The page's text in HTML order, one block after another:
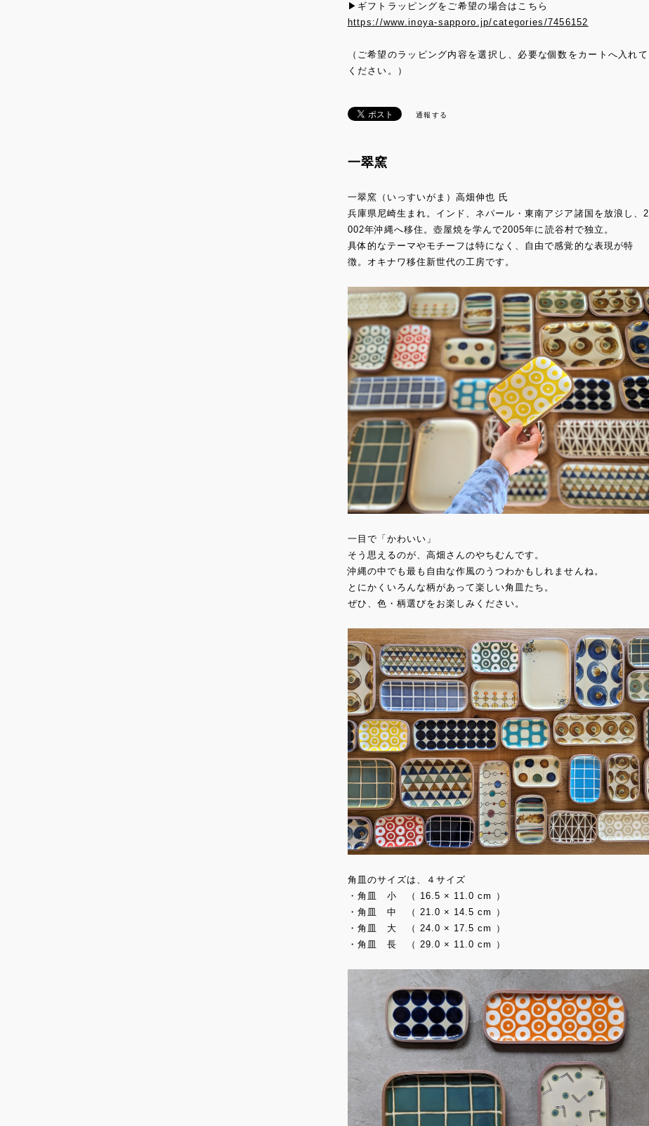
▶ギフトラッピングをご希望の場合はこちら
https://www.inoya-sapporo.jp/categories/7456152
（ご希望のラッピング内容を選択し、必要な個数をカートへ入れて
ください。）
通報する
一翠窯
一翠窯（いっすいがま）高畑伸也 氏
兵庫県尼崎生まれ。インド、ネパール・東南アジア諸国を放浪し、2
002年沖縄へ移住。壺屋焼を学んで2005年に読谷村で独立。
具体的なテーマやモチーフは特になく、自由で感覚的な表現が特
徴。オキナワ移住新世代の工房です。
一目で「かわいい」
そう思えるのが、高畑さんのやちむんです。
沖縄の中でも最も自由な作風のうつわかもしれませんね。
とにかくいろんな柄があって楽しい角皿たち。
ぜひ、色・柄選びをお楽しみください。
角皿のサイズは、４サイズ
・角皿 小 （ 16.5 × 11.0 cm ）
・角皿 中 （ 21.0 × 14.5 cm ）
・角皿 大 （ 24.0 × 17.5 cm ）
・角皿 長 （ 29.0 × 11.0 cm ）